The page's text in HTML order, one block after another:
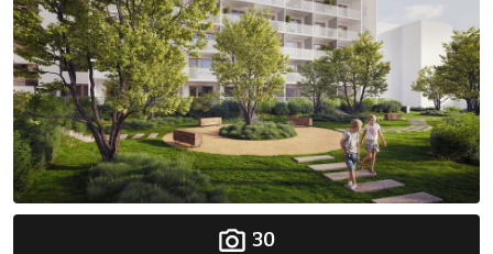
30